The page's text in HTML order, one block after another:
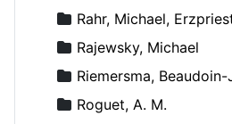
Rahr, Michael,
Rajewsky, Michael
Riemersma, Beaudoin-
Roguet, A. M.